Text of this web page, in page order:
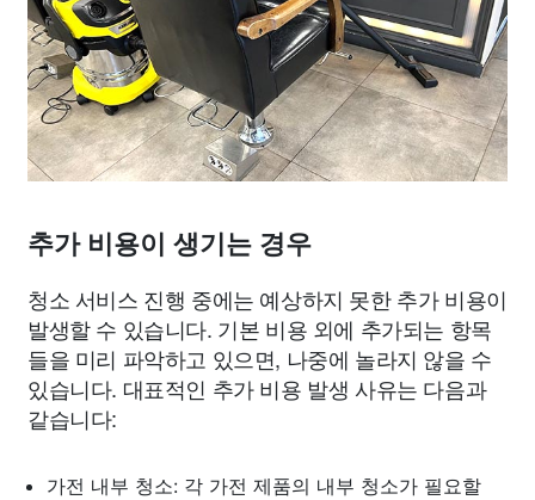
추가 비용이 생기는 경우
청소 서비스 진행 중에는 예상하지 못한 추가 비용이
발생할 수 있습니다. 기본 비용 외에 추가되는 항목
들을 미리 파악하고 있으면, 나중에 놀라지 않을 수
있습니다. 대표적인 추가 비용 발생 사유는 다음과
같습니다:
가전 내부 청소: 각 가전 제품의 내부 청소가 필요할